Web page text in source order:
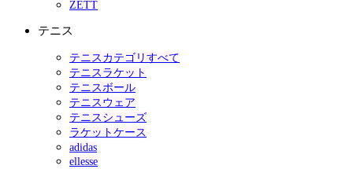
ZETT
テニス
テニスカテゴリすべて
テニスラケット
テニスボール
テニスウェア
テニスシューズ
ラケットケース
adidas
ellesse